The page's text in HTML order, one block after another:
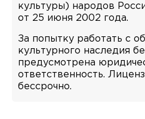
культуры) народов
от 25 июня 2002 года.
За попытку работать с
культурного наследия
предусмотрена
ответственность.
бессрочно.